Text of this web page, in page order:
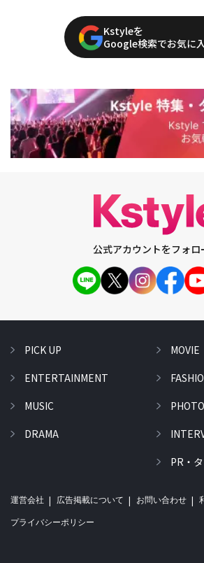
Kstyleを
Google検索でお気に
公式アカウントをフォロ
PICK UP
ENTERTAINMENT
MUSIC
DRAMA
MOVIE
PHOTO
PR・
運営会社 広告掲載について お問い合わせ
プライバシーポリシー